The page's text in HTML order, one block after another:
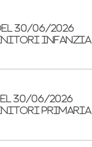
30/06/2026
Infanzia
30/06/2026
Primaria